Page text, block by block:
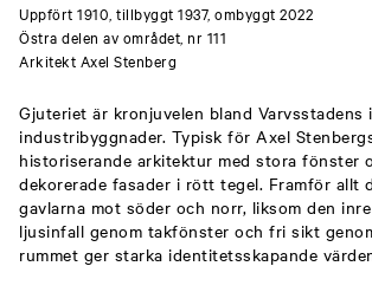
Uppfört 1910, tillbyggt 1937, ombyggt 2022
Östra delen av området, nr 111
Arkitekt Axel Stenberg
Gjuteriet är kronjuvelen bland Varvsstadens
industribyggnader. Typisk för Axel
historiserande arkitektur med stora fönster
dekorerade fasader i rött tegel. Framför allt
gavlarna mot söder och norr, liksom den
ljusinfall genom takfönster och fri sikt
rummet ger starka identitetsskapande